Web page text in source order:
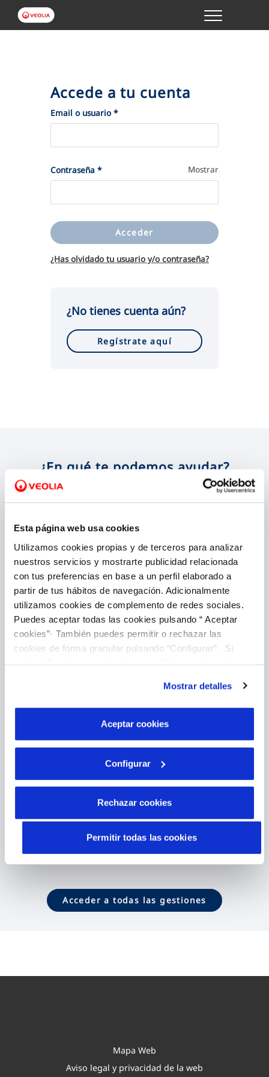
Esta página web usa cookies
Utilizamos cookies propias y de terceros para analizar
nuestros servicios y mostrarte publicidad relacionada
con tus preferencias en base a un perfil elaborado a
partir de tus hábitos de navegación. Adicionalmente
utilizamos cookies de complemento de redes sociales.
Puedes aceptar todas las cookies pulsando “ Aceptar
cookies”· También puedes permitir o rechazar las
cookies de forma granular pulsando “Configurar”. Si
son indispensables para que el sitio web funcione y que
por tanto no se pueden desactivar. Puedes consultar
más información en nuestraPolítica de Cookies
Mostrar detalles
Aceptar cookies
Configurar
Rechazar cookies
Permitir todas las cookies
Menu
TU SERVICIO
VER TODAS LAS GESTIONES
TU AGUA
CONÓCENOS
¿En qué te podemos ayudar?
Introducir lectura
Contactar
Acceder a todas las gestiones
Accede a tu cuenta
Email o usuario *(Obligatorio)
Contraseña *(Obligatorio) Mostrar
Acceder
¿Has olvidado tu usuario y/o contraseña?
¿No tienes cuenta aún?
Regístrate aquí
Mapa Web
Aviso legal y privacidad de la web